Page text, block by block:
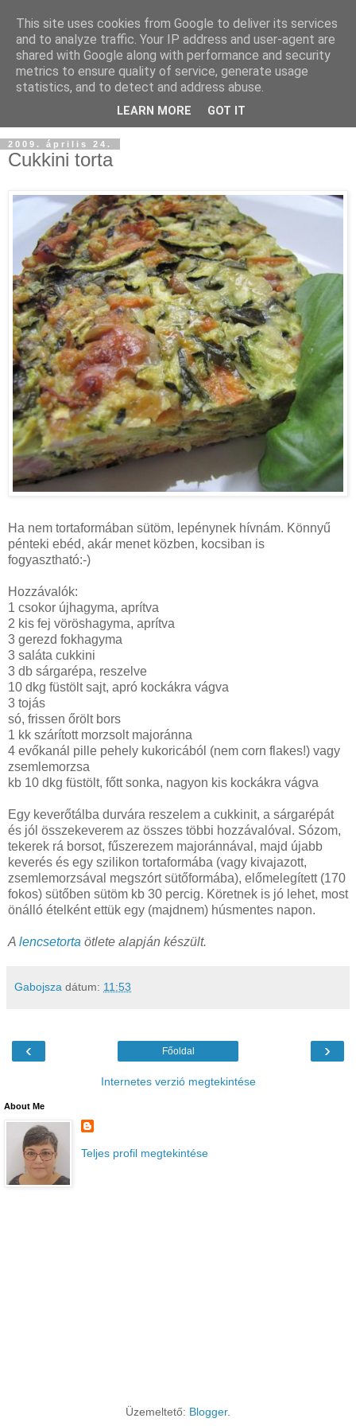
2009. április 24.
Cukkini torta
Ha nem tortaformában sütöm, lepénynek hívnám. Könnyű
pénteki ebéd, akár menet közben, kocsiban is
fogyasztható:-)
Hozzávalók:
1 csokor újhagyma, aprítva
2 kis fej vöröshagyma, aprítva
3 gerezd fokhagyma
3 saláta cukkini
3 db sárgarépa, reszelve
10 dkg füstölt sajt, apró kockákra vágva
3 tojás
só, frissen őrölt bors
1 kk szárított morzsolt majoránna
4 evőkanál pille pehely kukoricából (nem corn flakes!) vagy
zsemlemorzsa
kb 10 dkg füstölt, főtt sonka, nagyon kis kockákra vágva
Egy keverőtálba durvára reszelem a cukkinit, a sárgarépát
és jól összekeverem az összes többi hozzávalóval. Sózom,
tekerek rá borsot, fűszerezem majoránnával, majd újabb
keverés és egy szilikon tortaformába (vagy kivajazott,
zsemlemorzsával megszórt sütőformába), előmelegített (170
fokos) sütőben sütöm kb 30 percig. Köretnek is jó lehet, most
önálló ételként ettük egy (majdnem) húsmentes napon.
A lencsetorta ötlete alapján készült.
Gabojsza dátum: 11:53
‹ ›
Főoldal
Internetes verzió megtekintése
About Me
Teljes profil megtekintése
Üzemeltető: Blogger.
This site uses cookies from Google to deliver its services
and to analyze traffic. Your IP address and user-agent are
shared with Google along with performance and security
metrics to ensure quality of service, generate usage
statistics, and to detect and address abuse.
LEARN MORE GOT IT